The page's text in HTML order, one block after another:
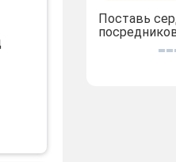
Поставь